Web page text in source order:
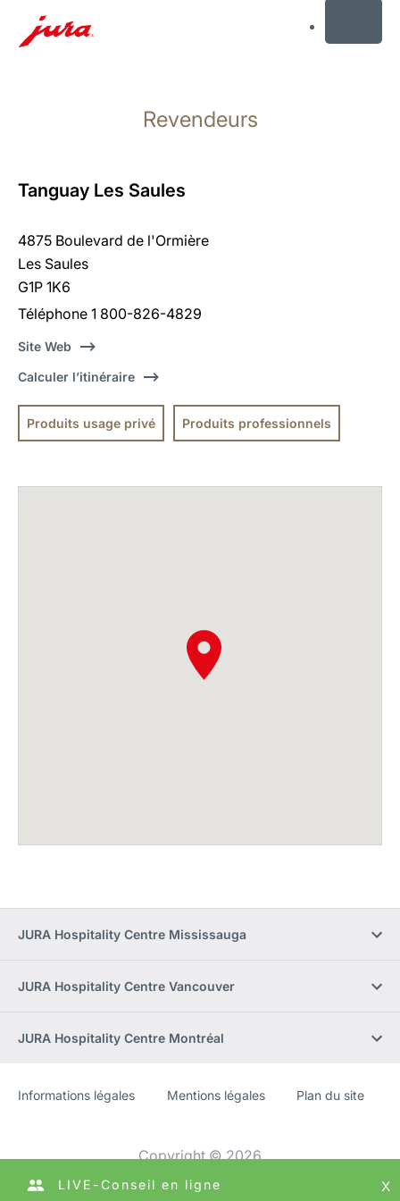
recherche
Revendeurs
Tanguay Les Saules
4875 Boulevard de l'Ormière
Les Saules
G1P 1K6
Téléphone 1 800-826-4829
Site Web
Calculer l’itinéraire
Produits usage privé Produits professionnels
JURA Hospitality Centre Mississauga
JURA Hospitality Centre Vancouver
JURA Hospitality Centre Montréal
Site
[Website
Informations légales Mentions légales Plan du site
Copyright © 2026
LIVE-Conseil en ligne